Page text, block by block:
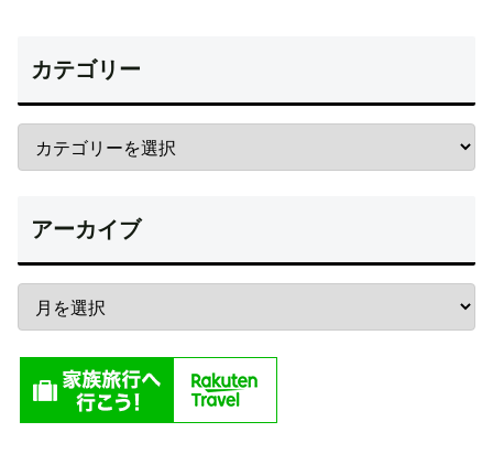
カテゴリー
アーカイブ